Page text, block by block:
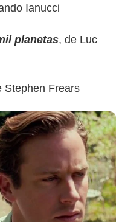
Ianucci
planetas, de Luc
Stephen Frears